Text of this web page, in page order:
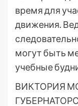
время для
движения.
могут быть
учебные
ВИКТОРИЯ